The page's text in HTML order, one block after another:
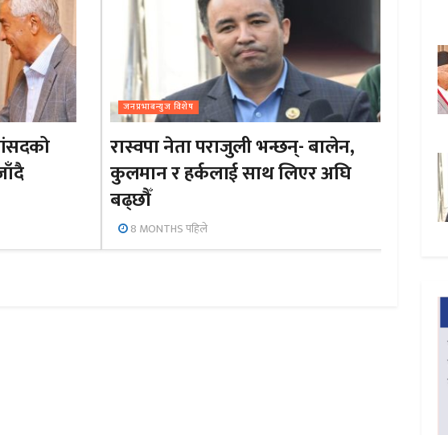
जनप्रभाबन्युज विशेष
रास्वपा नेता पराजुली भन्छन्- बालेन,
कुलमान र हर्कलाई साथ लिएर अघि
बढ्छौँ
8 MONTHS पहिले